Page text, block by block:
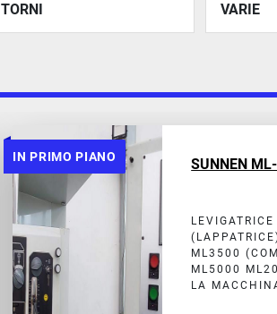
TORNI VARIE
IN PRIMO PIANO SUNNEN
LEVIGATRICE
ML3500
ML5000
LA